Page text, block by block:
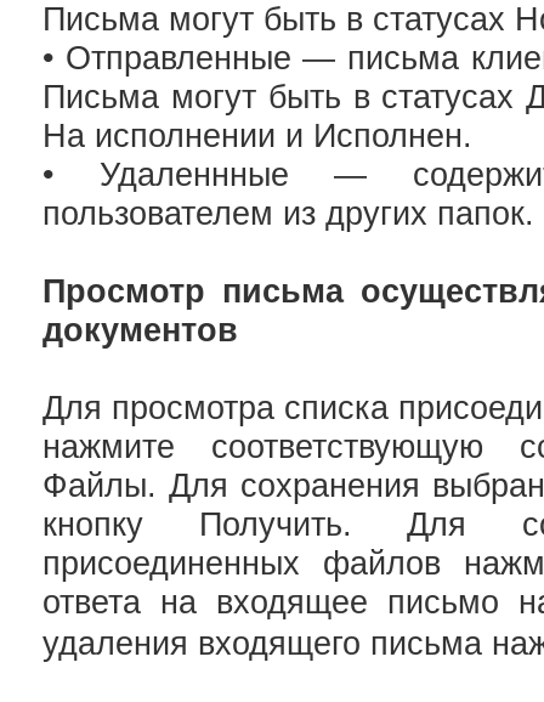
Письма могут быть в статусах
• Отправленные — письма
Письма могут быть в статусах
На исполнении и Исполнен.
• Удаленнные —
пользователем из других папок.
Просмотр письма
документов
Для просмотра списка
нажмите соответствующую
Файлы. Для сохранения
кнопку Получить. Для
присоединенных файлов
ответа на входящее письмо
удаления входящего письма